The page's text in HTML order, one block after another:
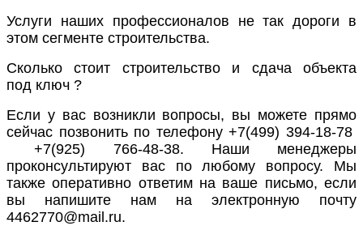
Услуги наших профессионалов не так дороги в
этом сегменте строительства.
Сколько стоит строительство и сдача объекта
под ключ ?
Если у вас возникли вопросы, вы можете прямо
сейчас позвонить по телефону +7(499) 394-18-78
+7(925) 766-48-38. Наши менеджеры
проконсультируют вас по любому вопросу. Мы
также оперативно ответим на ваше письмо, если
вы напишите нам на электронную почту
4462770@mail.ru.